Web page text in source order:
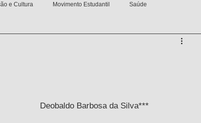
e Cultura Movimento Estudantil Saúde
Deobaldo Barbosa da Silva***